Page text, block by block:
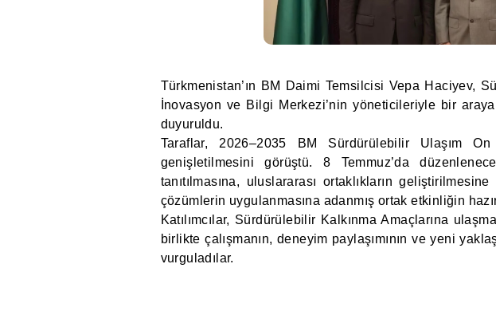
Türkmenistan’ın BM Daimi Temsilcisi Vepa Haciyev,
İnovasyon ve Bilgi Merkezi’nin yöneticileriyle bir
duyuruldu.
Taraflar, 2026–2035 BM Sürdürülebilir Ulaşım
genişletilmesini görüştü. 8 Temmuz’da
tanıtılmasına, uluslararası ortaklıkların
çözümlerin uygulanmasına adanmış ortak etkinliğin
Katılımcılar, Sürdürülebilir Kalkınma Amaçlarına
birlikte çalışmanın, deneyim paylaşımının ve yeni
vurguladılar.